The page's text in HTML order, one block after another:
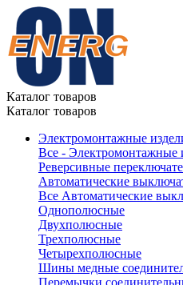
Каталог товаров
Каталог товаров
Электромонтажные
Все - Электромонтажные
Реверсивные
Автоматические
Все Автоматические
Однополюсные
Двухполюсные
Трехполюсные
Четырехполюсные
Шины медные
Перемычки